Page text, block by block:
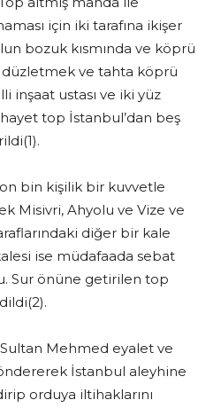
için iki tarafına ikişer
bozuk kısmında ve köprü
düzletmek ve tahta köprü
inşaat ustası ve iki yüz
top İstanbul’dan beş
bin kişilik bir kuvvetle
Misivri, Ahyolu ve Vize ve
diğer bir kale
ise müdafaada sebat
Sur önüne getirilen top
Mehmed eyalet ve
İstanbul aleyhine
orduya iltihaklarını